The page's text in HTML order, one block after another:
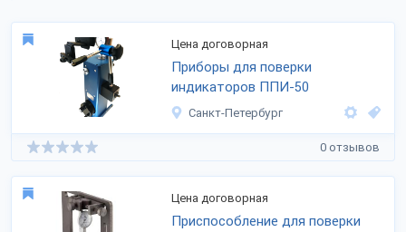
Цена договорная
Приборы для поверки
индикаторов ППИ-50
Санкт-Петербург
0 отзывов
Цена договорная
Приспособление для поверки